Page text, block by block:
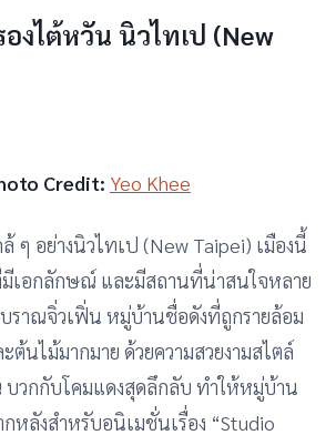
องไต้หวัน นิวไทเป (New
Credit: Yeo Khee
ๆ อย่างนิวไทเป (New Taipei) เมืองนี้
มีเอกลักษณ์ และมีสถานที่น่าสนใจหลาย
ราณจิ่วเฟิ่น หมู่บ้านชื่อดังที่ถูกรายล้อม
ต้นไม้มากมาย ด้วยความสวยงามสไตล์
วกกับโคมแดงสุดลึกลับ ทำให้หมู่บ้าน
หลังสำหรับอนิเมชั่นเรื่อง “Studio